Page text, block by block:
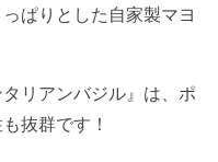
ぱりとした自家製マヨ
リアンバジル』は、ポ
抜群です！